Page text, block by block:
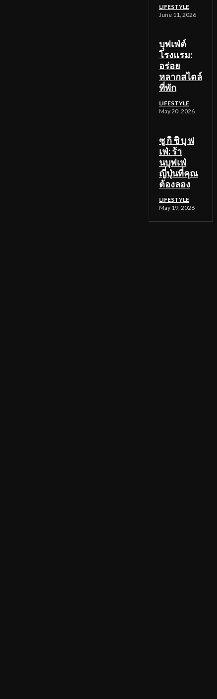
LIFESTYLE
June 11, 2026
บุฟเฟ่ต์
โรงแรม:
อร่อย
หลากสไตล์
ที่พัก
LIFESTYLE
May 20, 2026
ซู กิ ชิ บุ ฟ
เฟ่: ร้า
นบุฟเฟ่
ญี่ปุ่นที่คุณ
ต้องลอง
LIFESTYLE
May 19, 2026